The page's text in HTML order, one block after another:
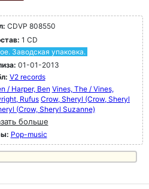
CDVP 808550
1 CD
Заводская упаковка.
01-01-2013
V2 records
/ Harper, Ben Vines, The / Vines,
Rufus Crow, Sheryl (Crow, Sheryl
(Crow, Sheryl Suzanne)
больше
Pop-music